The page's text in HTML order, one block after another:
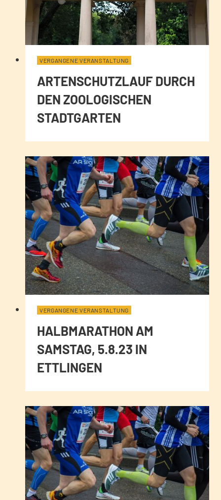
VERGANGENE VERANSTALTUNG
ARTENSCHUTZLAUF DURCH
DEN ZOOLOGISCHEN
STADTGARTEN
VERGANGENE VERANSTALTUNG
HALBMARATHON AM
SAMSTAG, 5.8.23 IN
ETTLINGEN